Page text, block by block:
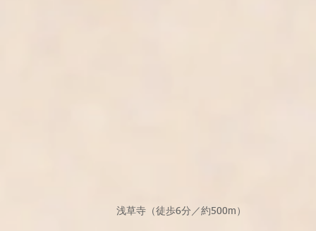
浅草寺（徒歩6分／約500m）